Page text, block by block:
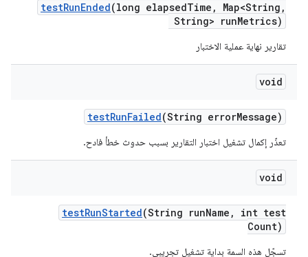
testRunEnded(long elapsedTime , Map<String ,
String> runMetrics)
تقارير نهاية عملية الاختبار
void
testRunFailed(String errorMessage)
تعذّر إكمال تشغيل اختبار التقارير بسبب حدوث خطأ فادح.
void
testRunStarted(String runName ,
int test
Count)
تسجّل هذه السمة بداية تشغيل تجريبي.